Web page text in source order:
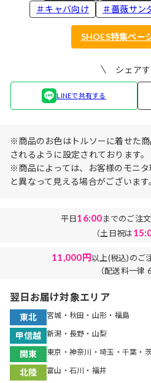
＃キャバ向け
＃薔薇サン
SHOES特集ペー
シェア
LINEで共有する
※商品のお色はトルソーに着せた
されるように設定されております。
※商品によっては、お客様のモニ
と異なって見える場合がございます
平日16:00までのご注
（土日祝は
11,000円以上(税込)のご
（配送料一律
翌日お届け対象エリア
東北 宮城・秋田・山形・福島
甲信越 新潟・長野・山梨
関東 東京・神奈川・埼玉・千葉・
北陸 富山・石川・福井